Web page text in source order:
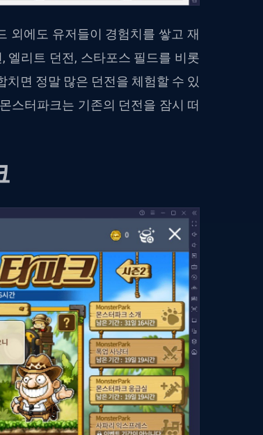
외에도 유저들이 경험치를 쌓고 재
엘리트 던전, 스타포스 필드를 비롯
면 정말 많은 던전을 체험할 수 있
스터파크는 기존의 던전을 잠시 떠